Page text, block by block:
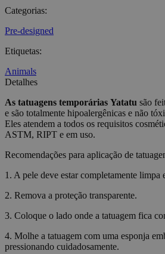
Categorias:
Pre-designed
Etiquetas:
Animals
Detalhes
As tatuagens temporárias Yatatu são
e são totalmente hipoalergênicas e não
Eles atendem a todos os requisitos
ASTM, RIPT e em uso.
Recomendações para aplicação de
1. A pele deve estar completamente limpa
2. Remova a proteção transparente.
3. Coloque o lado onde a tatuagem fica
4. Molhe a tatuagem com uma esponja
pressionando cuidadosamente.